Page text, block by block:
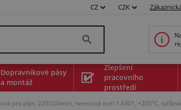
CZ CZK
Dopravníkové pásy
a montáž
Zlepšení
pracovního
prostředí
pro plyn, 220/224mm, nerezová ocel 1.4301, +200°C, stříbná